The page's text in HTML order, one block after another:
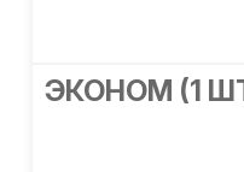
ЭКОНОМ (1